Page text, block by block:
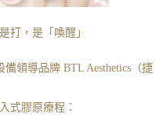
打，是「喚醒」
領導品牌 BTL Aesthetics（捷
式膠原療程：